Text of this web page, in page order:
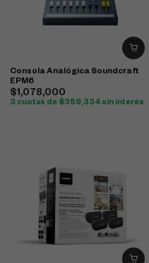
Consola Analógica Soundcraft
EPM6
$1,078,000
3 cuotas de $359,334 sin interés